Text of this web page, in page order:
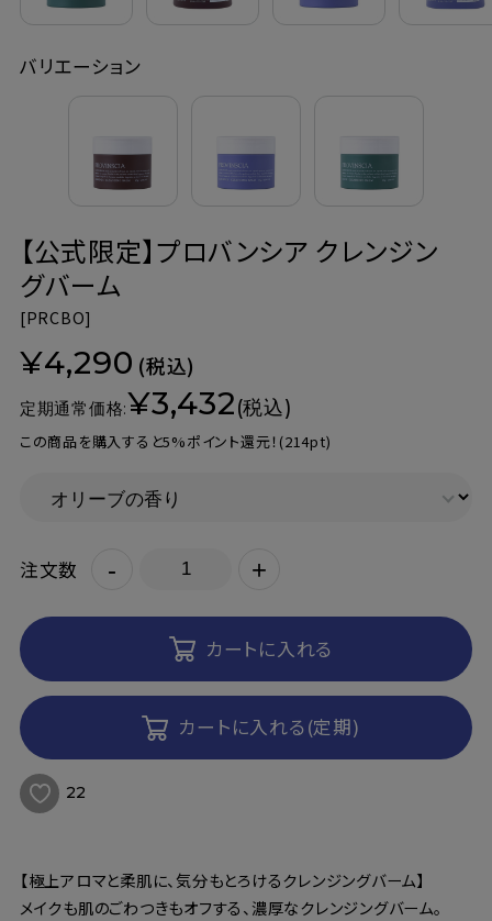
よくあるご質問
会員登録でお得
利用規約
バリエーション
【公式限定】プロバンシア クレンジン
グバーム
[PRCBO]
¥4,290 (税込)
定期通常価格:¥3,432(税込)
この商品を購入すると5%ポイント還元！ (214pt)
注文数 - +
カートに入れる
カートに入れる(定期)
22
【極上アロマと柔肌に、気分もとろけるクレンジングバーム】
メイクも肌のごわつきもオフする、濃厚なクレンジングバーム。